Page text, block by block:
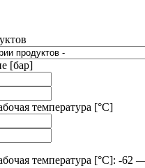
[бар]
температура [°C]
температура [°C]: -62